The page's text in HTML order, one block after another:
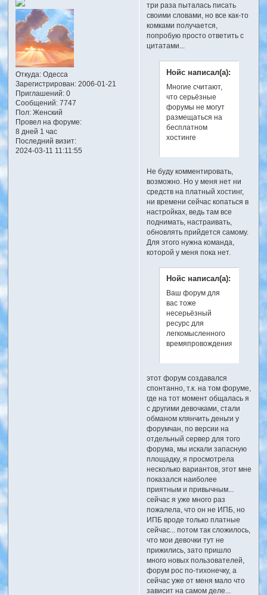
Откуда:Одесса
Зарегистрирован: 2006-01-21
Приглашений:0
Сообщений:7747
Пол:Женский
Провел на форуме:
8 дней 1 час
Последний визит:
2024-03-11 11:11:55
три раза пыталась писать
своими словами, но все как-то
комками получается,
попробую просто ответить с
цитатами...
Нойс написал(а):
Многие считают,
что серьёзные
форумы не могут
размещаться на
бесплатном
хостинге
Не буду комментировать,
возможно. Но у меня нет ни
средств на платный хостинг,
ни времени сейчас копаться в
настройках, ведь там все
поднимать, настраивать,
обновлять прийдется самому.
Для этого нужна команда,
которой у меня пока нет.
Нойс написал(а):
Ваш форум для
вас тоже
несерьёзный
ресурс для
легкомысленного
времяпровождения,
этот форум создавался
спонтанно, т.к. на том форуме,
где на тот момент общалась я
с другими девочками, стали
обманом клянчить деньги у
форумчан, по версии на
отдельный сервер для того
форума, мы искали запасную
площадку, я просмотрела
несколько вариантов, этот мне
показался наиболее
приятным и привычным...
сейчас я уже много раз
пожалела, что он не ИПБ, но
ИПБ вроде только платные
сейчас... потом так сложилось,
что мои девочки тут не
прижились, зато пришло
много новых пользователей,
форум рос по-тихонечку, а
сейчас уже от меня мало что
зависит на самом деле...